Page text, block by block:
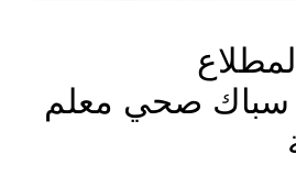
66817766 سباك صحي معلم